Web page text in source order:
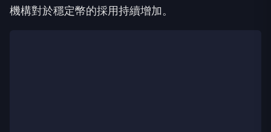
機構對於穩定幣的採用持續增加。